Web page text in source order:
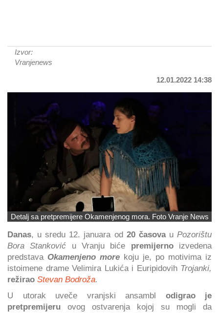
Izvor:
Vranjenews
12.01.2022 14:38
Detalj sa pretpremijere Okamenjenog mora. Foto Vranje News
Danas, u sredu 12. januara od 20 časovauPozorištu
Bora Stanković u Vranju biće premijernoizvedena
predstava Okamenjeno more koju je, po motivima iz
istoimene drame Velimira Lukića i EuripidovihTrojanki,
režirao Stevan Bodroža.
U utorak uveče vranjski ansambl odigrao je
pretpremijeru ovog ostvarenja kojoj su mogli da